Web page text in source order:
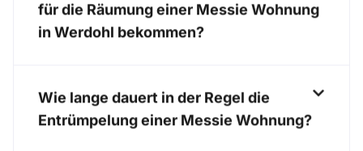
für die Räumung einer Messie Wohnung
in Werdohl bekommen?
Wie lange dauert in der Regel die
Entrümpelung einer Messie Wohnung?